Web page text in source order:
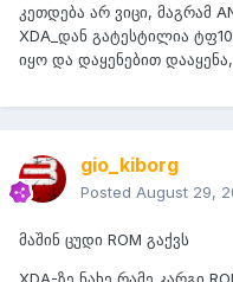
კეთდება არ ვიცი, მაგრამ
XDA_დან გატესტილია
იყო და დაყენებით
gio_kiborg
Posted August 29,
მაშინ ცუდი ROM გაქვს